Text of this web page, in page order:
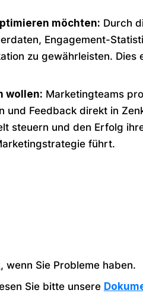
möchten: Durch
Engagement-
zu gewährleisten. Dies
wollen: Marketingteams
und Feedback direkt in
steuern und den Erfolg
führt.
, wenn Sie Probleme haben.
Sie bitte unsere